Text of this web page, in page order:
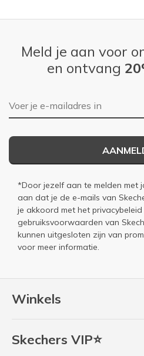
Winkels
Skechers VIP⭐
Meld je aan voor
en ontvang
E-mailadres
*Door jezelf aan te melden met
aan dat je de e-mails van
je akkoord met het privacybeleid
gebruiksvoorwaarden van
kunnen uitgesloten zijn van
voor meer informatie.